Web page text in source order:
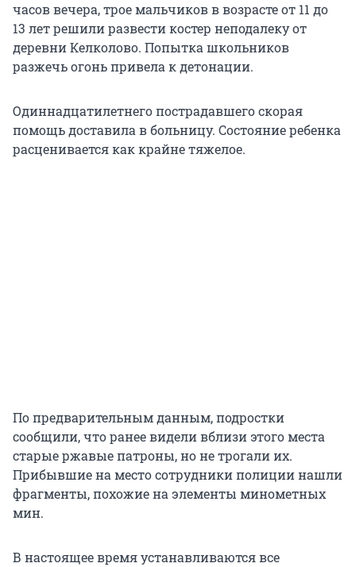
часов вечера, трое мальчиков в возрасте от 11 до
13 лет решили развести костер неподалеку от
деревни Келколово. Попытка школьников
разжечь огонь привела к детонации.
Одиннадцатилетнего пострадавшего скорая
помощь доставила в больницу. Состояние ребенка
расценивается как крайне тяжелое.
По предварительным данным, подростки
сообщили, что ранее видели вблизи этого места
старые ржавые патроны, но не трогали их.
Прибывшие на место сотрудники полиции нашли
фрагменты, похожие на элементы минометных
мин.
В настоящее время устанавливаются все